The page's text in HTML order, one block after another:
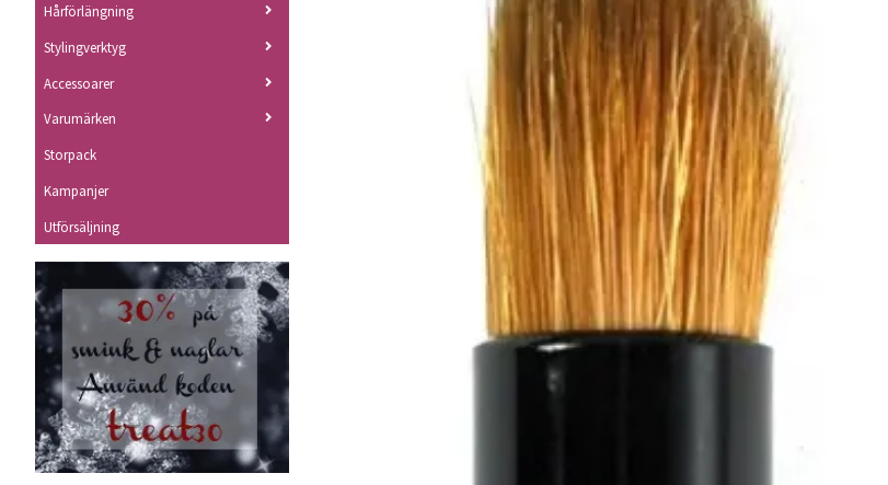
Hårförlängning
Stylingverktyg
Accessoarer
Varumärken
Storpack
Kampanjer
Utförsäljning